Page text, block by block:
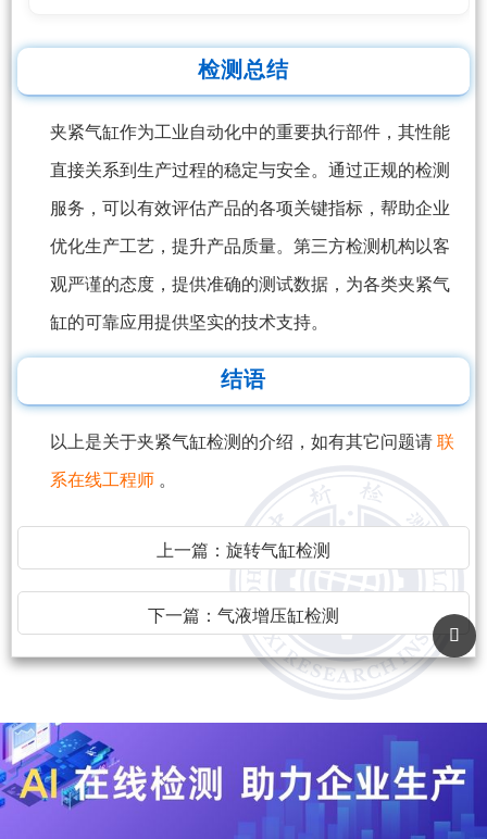
检测总结
夹紧气缸作为工业自动化中的重要执行部件，其性能
直接关系到生产过程的稳定与安全。通过正规的检测
服务，可以有效评估产品的各项关键指标，帮助企业
优化生产工艺，提升产品质量。第三方检测机构以客
观严谨的态度，提供准确的测试数据，为各类夹紧气
缸的可靠应用提供坚实的技术支持。
结语
以上是关于夹紧气缸检测的介绍，如有其它问题请 联
系在线工程师 。
上一篇： 旋转气缸检测
下一篇： 气液增压缸检测